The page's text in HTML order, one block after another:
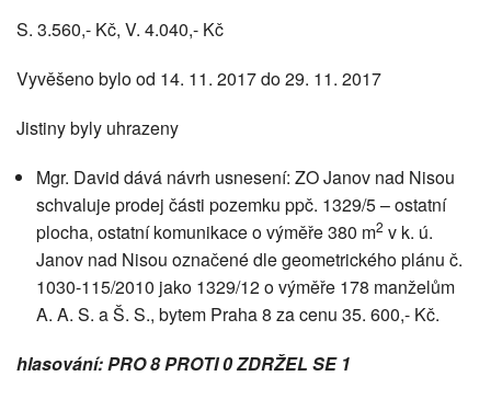
S. 3.560,- Kč, V. 4.040,- Kč
Vyvěšeno bylo od 14. 11. 2017 do 29. 11. 2017
Jistiny byly uhrazeny
Mgr. David dává návrh usnesení: ZO Janov nad Nisou
schvaluje prodej části pozemku ppč. 1329/5 – ostatní
plocha, ostatní komunikace o výměře 380 m2 v k. ú.
Janov nad Nisou označené dle geometrického plánu č.
1030-115/2010 jako 1329/12 o výměře 178 manželům
A. A. S. a Š. S., bytem Praha 8 za cenu 35. 600,- Kč.
hlasování: PRO 8 PROTI 0 ZDRŽEL SE 1